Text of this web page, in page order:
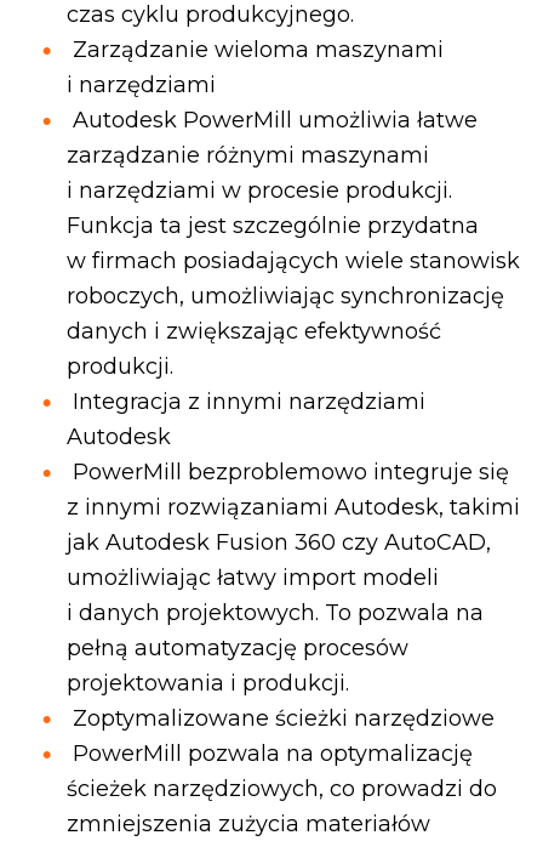
czas cyklu produkcyjnego.
Zarządzanie wieloma maszynami
i narzędziami
Autodesk PowerMill umożliwia łatwe
zarządzanie różnymi maszynami
i narzędziami w procesie produkcji.
Funkcja ta jest szczególnie przydatna
w firmach posiadających wiele stanowisk
roboczych, umożliwiając synchronizację
danych i zwiększając efektywność
produkcji.
Integracja z innymi narzędziami
Autodesk
PowerMill bezproblemowo integruje się
z innymi rozwiązaniami Autodesk, takimi
jak Autodesk Fusion 360 czy AutoCAD,
umożliwiając łatwy import modeli
i danych projektowych. To pozwala na
pełną automatyzację procesów
projektowania i produkcji.
Zoptymalizowane ścieżki narzędziowe
PowerMill pozwala na optymalizację
ścieżek narzędziowych, co prowadzi do
zmniejszenia zużycia materiałów